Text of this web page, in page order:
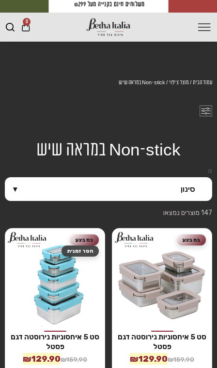
משלוחים חינם בקנייה מעל ₪299
0
עמוד הבית/ מוצר ציפוי / Non-stick במראה שיש
Non-stick במראה שיש
a
סינון ▾
147 מוצרים נמצאו
במבצע
סט 5 איחסוניות נירוסטה דגם
פסטל
₪159.90
₪129.90
במבצע
חסר זמנית
סט 5 איחסוניות נירוסטה דגם
פסטל
₪159.90
₪129.90